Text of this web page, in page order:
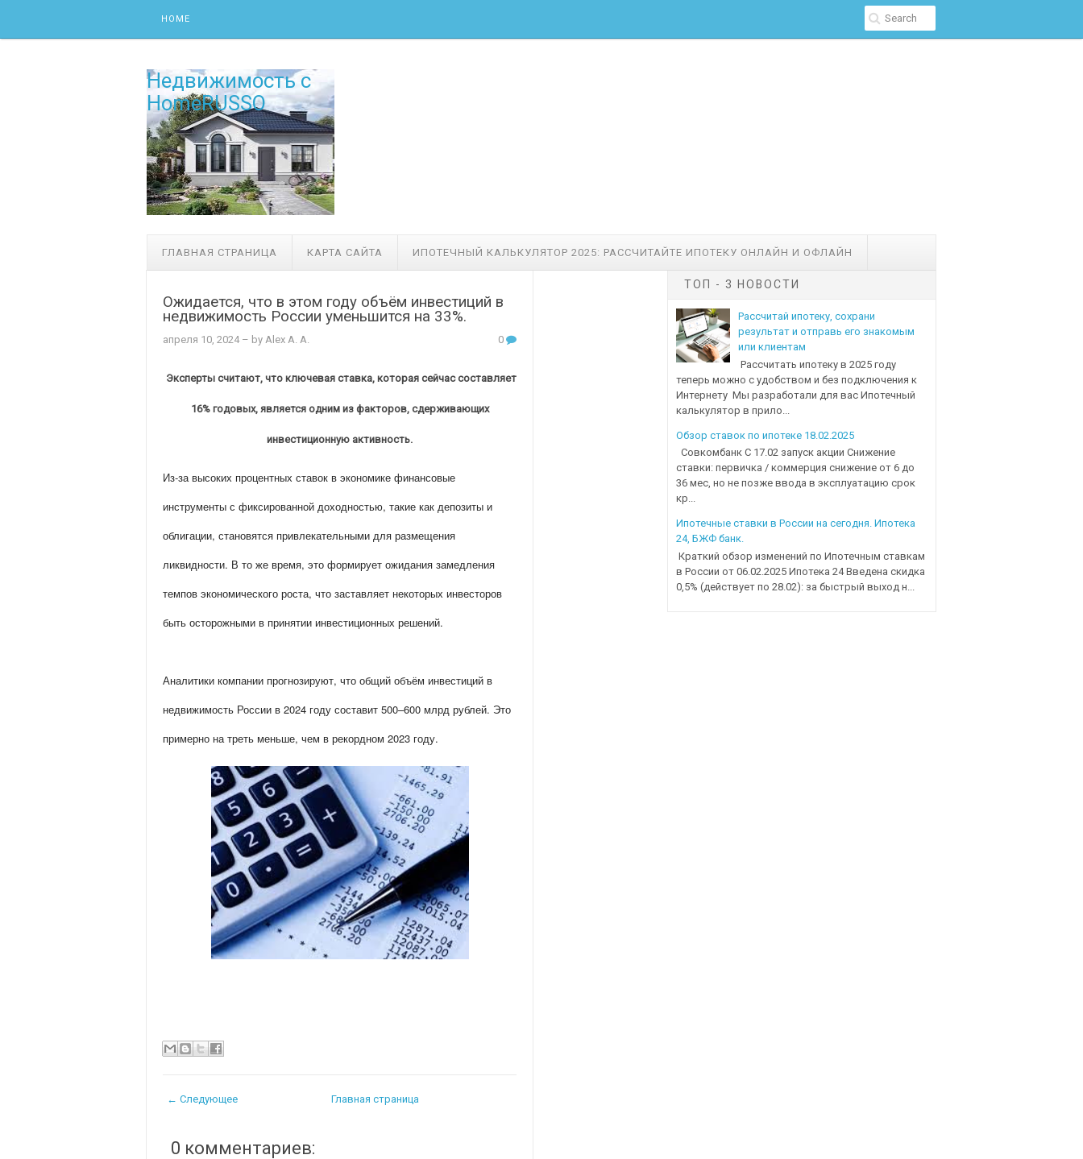
HOME
Недвижимость с
HomeRUSSO
ГЛАВНАЯ СТРАНИЦА КАРТА САЙТА ИПОТЕЧНЫЙ КАЛЬКУЛЯТОР 2025: РАССЧИТАЙТЕ ИПОТЕКУ ОНЛАЙН И ОФЛАЙН
Ожидается, что в этом году объём инвестиций в
недвижимость России уменьшится на 33%.
апреля 10, 2024– by Alex A. A. 0
Эксперты считают, что ключевая ставка, которая сейчас составляет
16% годовых, является одним из факторов, сдерживающих
инвестиционную активность.
Из-за высоких процентных ставок в экономике финансовые
инструменты с фиксированной доходностью, такие как депозиты и
облигации, становятся привлекательными для размещения
ликвидности. В то же время, это формирует ожидания замедления
темпов экономического роста, что заставляет некоторых инвесторов
быть осторожными в принятии инвестиционных решений.
Аналитики компании прогнозируют, что общий объём инвестиций в
недвижимость России в 2024 году составит 500–600 млрд рублей. Это
примерно на треть меньше, чем в рекордном 2023 году.
← Следующее Главная страница
0 комментариев:
ТОП - 3 НОВОСТИ
Рассчитай ипотеку, сохрани
результат и отправь его знакомым
или клиентам
Рассчитать ипотеку в 2025 году
теперь можно с удобством и без подключения к
Интернету Мы разработали для вас Ипотечный
калькулятор в прило...
Обзор ставок по ипотеке 18.02.2025
Совкомбанк С 17.02 запуск акции Снижение
ставки: первичка / коммерция снижение от 6 до
36 мес, но не позже ввода в эксплуатацию срок
кр...
Ипотечные ставки в России на сегодня. Ипотека
24, БЖФ банк.
Краткий обзор изменений по Ипотечным ставкам
в России от 06.02.2025 Ипотека 24 Введена скидка
0,5% (действует по 28.02): за быстрый выход н...